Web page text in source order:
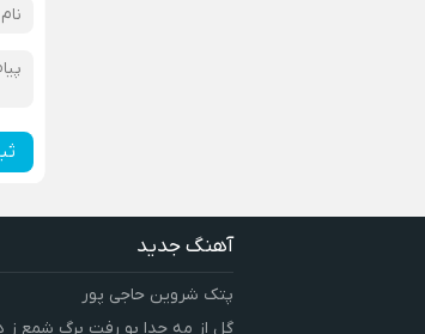
آهنگ جدید
پتک شروین حاجی پور
گل از مه جدا بو رفت برگ شمع